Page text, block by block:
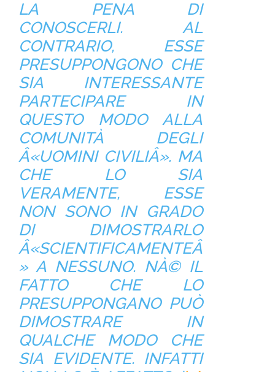
LA PENA DI
CONOSCERLI. AL
CONTRARIO, ESSE
PRESUPPONGONO CHE
SIA INTERESSANTE
PARTECIPARE IN
QUESTO MODO ALLA
COMUNITÀ DEGLI
Â«UOMINI CIVILIÂ». MA
CHE LO SIA
VERAMENTE, ESSE
NON SONO IN GRADO
DI DIMOSTRARLO
Â«SCIENTIFICAMENTEÂ
» A NESSUNO. NÀ© IL
FATTO CHE LO
PRESUPPONGANO PUÒ
DIMOSTRARE IN
QUALCHE MODO CHE
SIA EVIDENTE. INFATTI